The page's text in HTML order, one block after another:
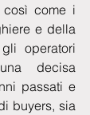
così come i
e della
operatori
decisa
passati e
buyers, sia